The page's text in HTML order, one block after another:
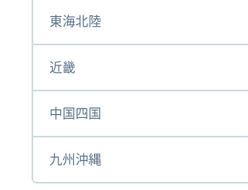
東海北陸
近畿
中国四国
九州沖縄